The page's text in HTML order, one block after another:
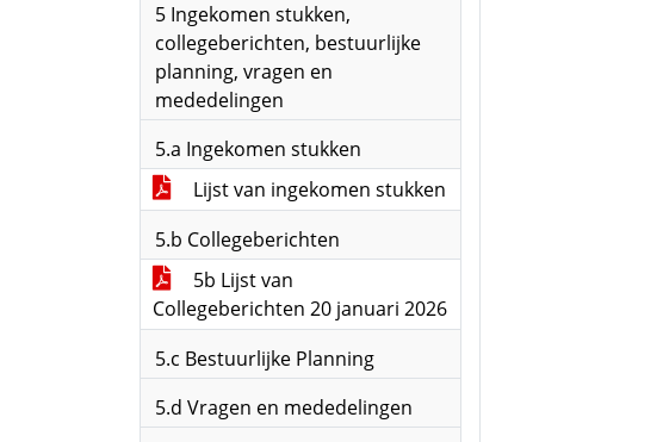
5 Ingekomen stukken,
collegeberichten, bestuurlijke
planning, vragen en
mededelingen
5.a Ingekomen stukken
Lijst van ingekomen stukken
5.b Collegeberichten
5b Lijst van
Collegeberichten 20 januari 2026
5.c Bestuurlijke Planning
5.d Vragen en mededelingen